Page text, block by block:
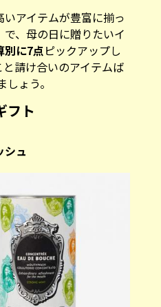
アイテムが豊富に揃っ
で、母の日に贈りたいイ
別に7点ピックアップし
請け合いのアイテムば
ょう。
フト
シュ